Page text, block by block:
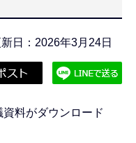
日：2026年3月24日
料がダウンロード